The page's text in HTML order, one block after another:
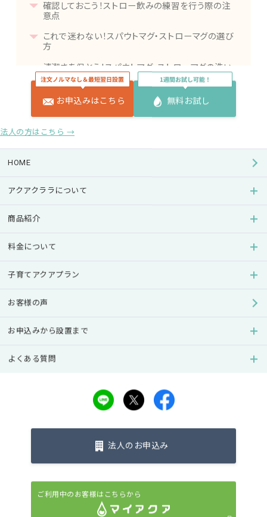
確認しておこう！ストロー飲みの練習を行う際の注
意点
これで迷わない！スパウトマグ・ストローマグの選び
方
清潔さを保とう！スパウトマグ・ストローマグの洗い
方
まとめ
せなければなりません。では、そのタイミングは具体的に
ト、練習方法をご紹介します。また、練習時の注意点やスパ
アクアクララ最安価格で子育て応援プランを提供中！
ボトルの注文ノルマな
し！毎月550円OFF！
お申込みはこちら 無料お試し
法人の方はこちら →
HOME
アクアクララについて
商品紹介
料金について
子育てアクアプラン
お客様の声
お申込みから設置まで
よくある質問
法人のお申込み
ご利用中のお客様はこちらから